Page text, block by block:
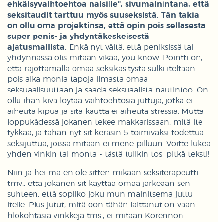
ehkäisyvaihtoehtoa naisille”, sivumainintana, että
seksitaudit tarttuu myös suuseksistä. Tän takia
on ollu oma projektinsa, että opin pois sellasesta
super penis- ja yhdyntäkeskeisestä
ajatusmallista. Enkä nyt väitä, että peniksissä tai
yhdynnässä olis mitään vikaa, you know. Pointti on,
että rajottamalla omaa seksikäsitystä sulki iteltään
pois aika monia tapoja ilmasta omaa
seksuaalisuuttaan ja saada seksuaalista nautintoo. On
ollu ihan kiva löytää vaihtoehtosia juttuja, jotka ei
aiheuta kipua ja sitä kautta ei aiheuta stressiä. Mutta
loppukädessä jokanen tekee makkarissaan, mitä ite
tykkää, ja tähän nyt sit keräsin 5 toimivaksi todettua
seksijuttua, joissa mitään ei mene pilluun. Voitte lukea
yhden vinkin tai monta - tästä tulikin tosi pitkä teksti!
Niin ja hei mä en ole sitten mikään seksiterapeutti
tmv., että jokanen sit käyttää omaa järkeään sen
suhteen, että sopiiko joku mun mainitsema juttu
itelle. Plus jutut, mitä oon tähän laittanut on vaan
hlökohtasia vinkkejä tms., ei mitään Korennon